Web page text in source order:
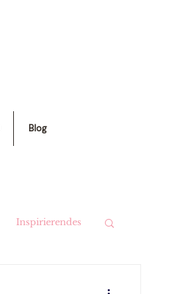
Blog
Inspirierendes